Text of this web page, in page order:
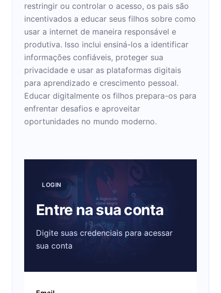
restringir ou controlar o acesso, os pais são
incentivados a educar seus filhos sobre como
usar a internet de maneira responsável e
produtiva. Isso inclui ensiná-los a identificar
informações confiáveis, proteger sua
privacidade e usar as plataformas digitais
para aprendizado e crescimento pessoal.
Educar digitalmente os filhos prepara-os para
enfrentar desafios e aproveitar
oportunidades no mundo moderno.
LOGIN
Entre na sua conta
Digite suas credenciais para acessar
sua conta